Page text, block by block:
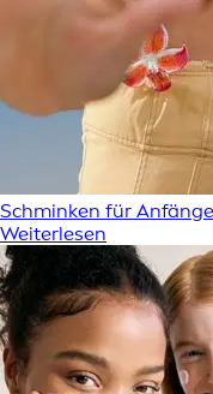
Schminken für
Weiterlesen